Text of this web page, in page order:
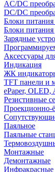
AC/DC
DC/DC
Блоки
Блоки питания
Зарядные
Аксессуары
Индикация
ЖК
TFT панели и
ePaper,
Резистивные
Проекционно-
Паяльное
Паяльные
Монтажные
Демонтажные
Инфракрасные